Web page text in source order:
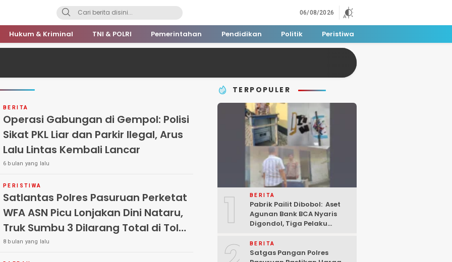
06/08/2026
Hukum & Kriminal TNI & POLRI Pemerintahan Pendidikan Politik Peristiwa
BERITA
Operasi Gabungan di Gempol: Polisi
Sikat PKL Liar dan Parkir Ilegal, Arus
Lalu Lintas Kembali Lancar
6 bulan yang lalu
PERISTIWA
Satlantas Polres Pasuruan Perketat
WFA ASN Picu Lonjakan Dini Nataru,
Truk Sumbu 3 Dilarang Total di Tol
hingga 4 Januari mendatang
8 bulan yang lalu
TERPOPULER
1 BERITA
Pabrik Pailit Dibobol: Aset
Agunan Bank BCA Nyaris
Digondol, Tiga Pelaku
Pasuruan
BERITA
Satgas Pangan Polres